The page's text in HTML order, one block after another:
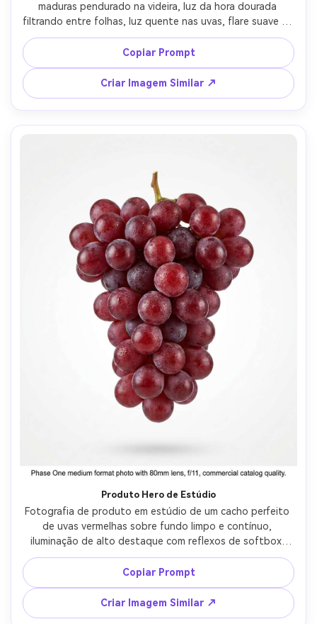
maduras pendurado na videira, luz da hora dourada
filtrando entre folhas, luz quente nas uvas, flare suave na
lente, linhas finais de vinha desfocadas, fotografado com
Sony A7R V e 70-200mm em 135mm, f/2.8, tons terrosos
naturais, realismo estilo documentário --ar 4:5
Copiar Prompt
Criar Imagem Similar ↗
Produto Hero de Estúdio
Fotografia de produto em estúdio de um cacho perfeito
de uvas vermelhas sobre fundo limpo e contínuo,
iluminação de alto destaque com reflexos de softbox,
bordas nítidas, sombra sutil sob as uvas, textura ultra-
realista e cor, fotografado com Phase One médio
formato e lente de 80mm, f/11, foco preciso, qualidade
comercial de catálogo --ar 4:5
Copiar Prompt
Criar Imagem Similar ↗